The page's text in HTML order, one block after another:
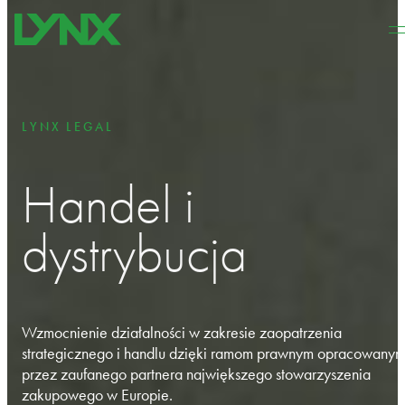
Przejdź do głównej treści
LYNX LEGAL
Handel i
dystrybucja
Wzmocnienie działalności w zakresie zaopatrzenia
strategicznego i handlu dzięki ramom prawnym opracowanym
przez zaufanego partnera największego stowarzyszenia
zakupowego w Europie.